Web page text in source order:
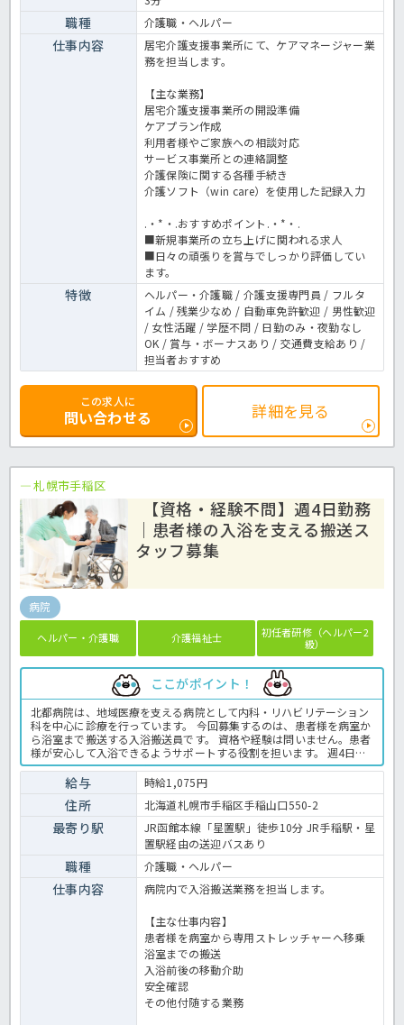
職種 介護職・ヘルパー
仕事内容
居宅介護支援事業所にて、ケアマネージャー業
務を担当します。
【主な業務】
居宅介護支援事業所の開設準備
ケアプラン作成
利用者様やご家族への相談対応
サービス事業所との連絡調整
介護保険に関する各種手続き
介護ソフト（win care）を使用した記録入力
.・*・.おすすめポイント.・*・.
■新規事業所の立ち上げに関われる求人
■日々の頑張りを賞与でしっかり評価してい
ます。
特徴
ヘルパー・介護職 / 介護支援専門員 / フルタ
イム / 残業少なめ / 自動車免許歓迎 / 男性歓迎
/ 女性活躍 / 学歴不問 / 日勤のみ・夜勤なし
OK / 賞与・ボーナスあり / 交通費支給あり /
担当者おすすめ
この求人に
問い合わせる 詳細を見る
札幌市手稲区
【資格・経験不問】週4日勤務
｜患者様の入浴を支える搬送ス
タッフ募集
病院
ヘルパー・介護職 介護福祉士
初任者研修（ヘルパー2
級）
ここがポイント！
北都病院は、地域医療を支える病院として内科・リハビリテーション
科を中心に診療を行っています。 今回募集するのは、患者様を病室か
ら浴室まで搬送する入浴搬送員です。 資格や経験は問いません。患者
様が安心して入浴できるようサポートする役割を担います。 週4日・9
時から16時までの勤務で、土日祝休みのため、家庭やプライベートと
の両立を目指したい方にもおすすめです。 病院での入浴業務全般で
す。 ＜介護職 パート 病院の入浴搬送員求人＞
給与 時給1,075円
住所 北海道札幌市手稲区手稲山口550-2
最寄り駅
JR函館本線「星置駅」徒歩10分 JR手稲駅・星
置駅経由の送迎バスあり
職種 介護職・ヘルパー
仕事内容 病院内で入浴搬送業務を担当します。
【主な仕事内容】
患者様を病室から専用ストレッチャーへ移乗
浴室までの搬送
入浴前後の移動介助
安全確認
その他付随する業務